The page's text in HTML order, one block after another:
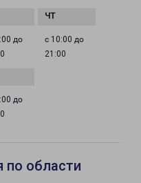
до
с 10:00 до
21:00
до
по области